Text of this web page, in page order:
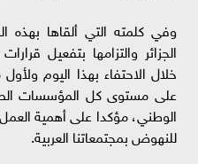
وفي كلمته التي ألقاها بهذه
الجزائر والتزامها بتفعيل
على مستوى كل المؤسسات
الوطني، مؤكدا على أهمية
للنهوض بمجتمعاتنا العربية.